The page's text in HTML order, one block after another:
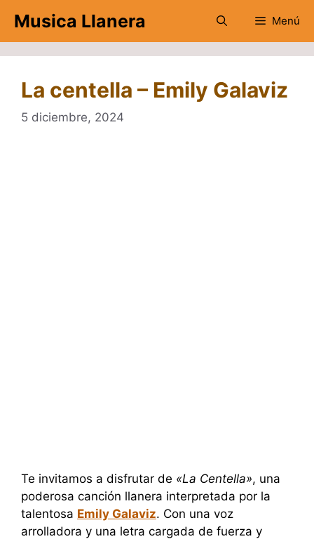
contenido
Musica Llanera Menú
La centella – Emily Galaviz
5 diciembre, 2024
Te invitamos a disfrutar de «La Centella», una
poderosa canción llanera interpretada por la
talentosa Emily Galaviz. Con una voz
arrolladora y una letra cargada de fuerza y